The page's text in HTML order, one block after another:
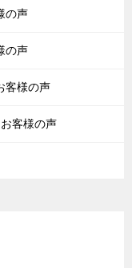
の声
の声
客様の声
客様の声